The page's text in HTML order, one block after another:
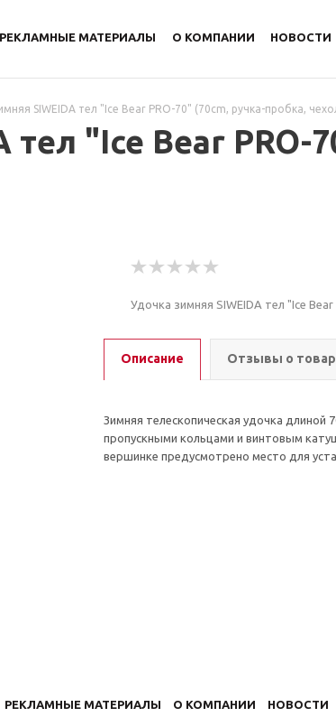
РЕКЛАМНЫЕ МАТЕРИАЛЫ О КОМПАНИИ НОВОСТИ
SIWEIDA тел "Ice Bear PRO-70" (70cm, ручка-пробка,
тел "Ice Bear PRO-
Удочка зимняя SIWEIDA тел "Ice
Описание Отзывы о
Зимняя телескопическая удочка длиной
пропускными кольцами и винтовым
вершинке предусмотрено место для
РЕКЛАМНЫЕ МАТЕРИАЛЫ О КОМПАНИИ НОВОСТИ